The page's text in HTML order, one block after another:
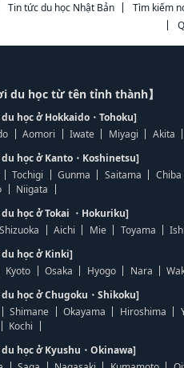
Tin tức du học Nhật Bản Tìm kiếm
du học từ tên tỉnh thành】
học ở Hokkaido・Tohoku]
Aomori Iwate Miyagi Akita
học ở Kanto・Koshinetsu]
Tochigi Gunma Saitama Chiba
Niigata
học ở Tokai ・Hokuriku]
Shizuoka Aichi Mie Toyama
học ở Kinki]
Kyoto Osaka Hyogo Nara
học ở Chugoku・Shikoku]
Shimane Okayama Hiroshima
Kochi
học ở Kyushu・Okinawa]